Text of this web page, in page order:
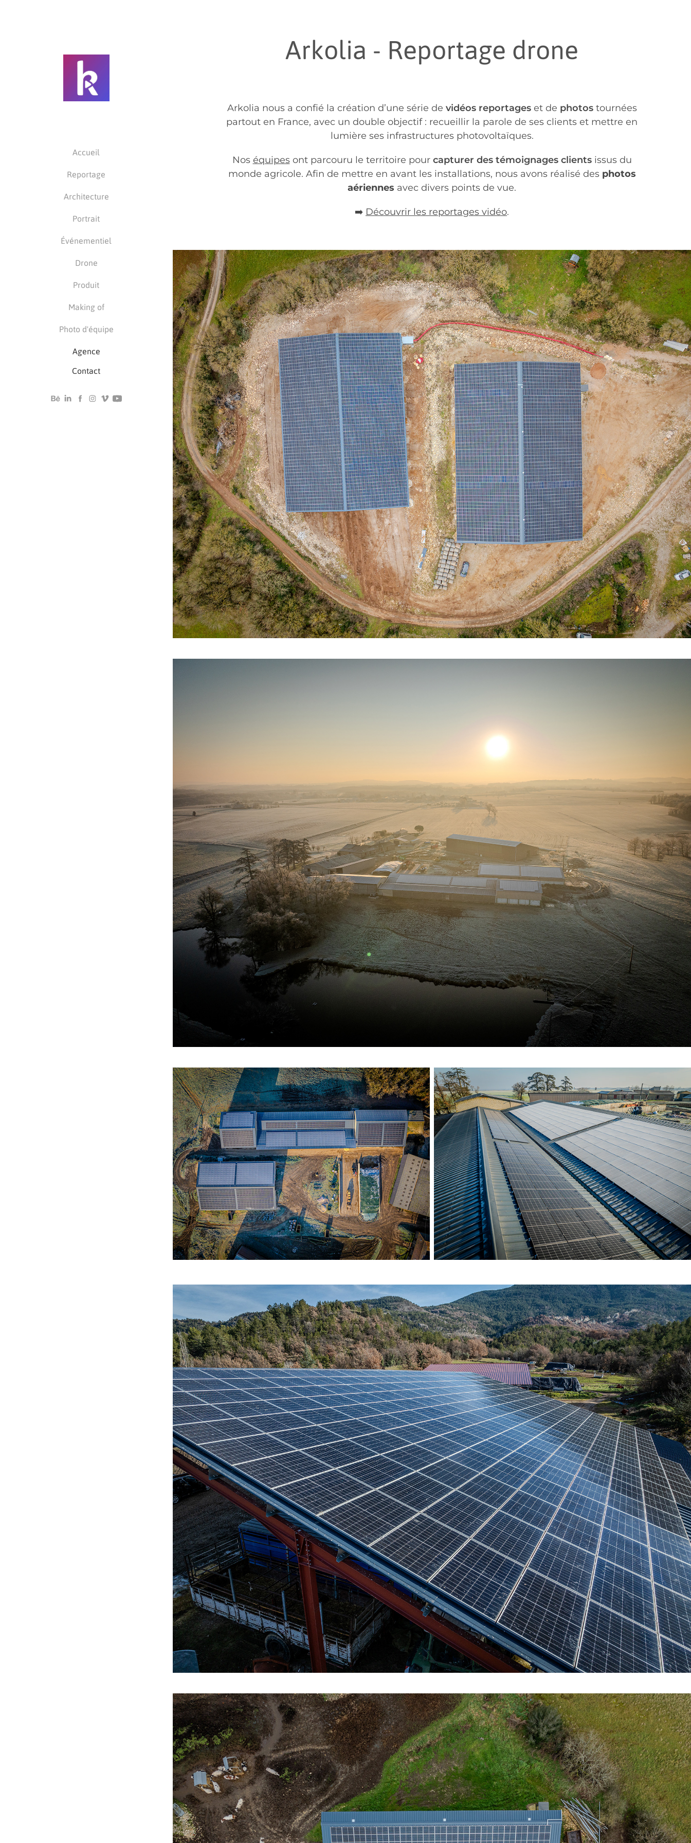
Accueil
Reportage
Architecture
Portrait
Événementiel
Drone
Produit
Making of
Photo d'équipe
Agence
Contact
Arkolia - Reportage drone
Arkolia nous a confié la création d’une série de vidéos reportageset de photostournées
partout en France, avec un double objectif : recueillir la parole de ses clients et mettre en
lumière ses infrastructures photovoltaïques.
Noséquipesont parcouru le territoire pourcapturer des témoignages clientsissus du
monde agricole. Afin de mettre en avant les installations, nous avons réalisé des photos
aériennes avec divers points de vue.
➡️Découvrir les reportages vidéo.